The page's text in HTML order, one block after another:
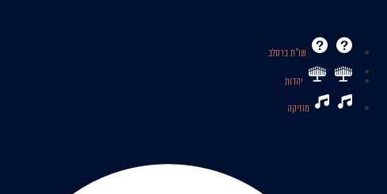
שו’’ת ברסלב
יהדות
מוזיקה